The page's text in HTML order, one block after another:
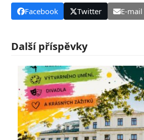
Facebook Twitter E-mail
Další příspěvky